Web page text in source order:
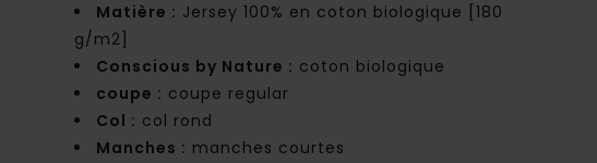
Matière : Jersey 100% en coton biologique [180
g/m2]
Conscious by Nature : coton biologique
coupe : coupe regular
Col : col rond
Manches : manches courtes